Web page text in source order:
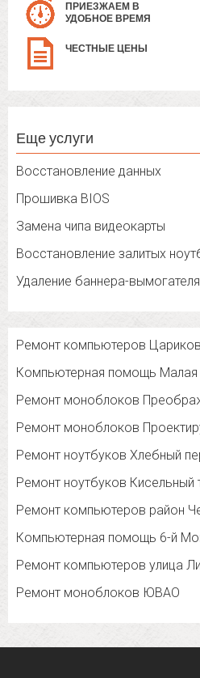
ПРИЕЗЖАЕМ В
УДОБНОЕ ВРЕМЯ
ЧЕСТНЫЕ ЦЕНЫ
Еще услуги
Восстановление данных
Прошивка BIOS
Замена чипа видеокарты
Восстановление залитых
Удаление баннера-вымогателя
Ремонт компьютеров
Компьютерная помощь Малая
Ремонт моноблоков
Ремонт моноблоков
Ремонт ноутбуков Хлебный
Ремонт ноутбуков Кисельный
Ремонт компьютеров район
Компьютерная помощь 6-й
Ремонт компьютеров улица
Ремонт моноблоков ЮВАО